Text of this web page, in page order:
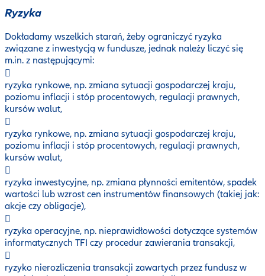
Ryzyka
Dokładamy wszelkich starań, żeby ograniczyć ryzyka
związane z inwestycją w fundusze, jednak należy liczyć się
m.in. z następującymi:
ryzyka rynkowe, np. zmiana sytuacji gospodarczej kraju,
poziomu inflacji i stóp procentowych, regulacji prawnych,
kursów walut,
ryzyka rynkowe, np. zmiana sytuacji gospodarczej kraju,
poziomu inflacji i stóp procentowych, regulacji prawnych,
kursów walut,
ryzyka inwestycyjne, np. zmiana płynności emitentów, spadek
wartości lub wzrost cen instrumentów finansowych (takiej jak:
akcje czy obligacje),
ryzyka operacyjne, np. nieprawidłowości dotyczące systemów
informatycznych TFI czy procedur zawierania transakcji,
ryzyko nierozliczenia transakcji zawartych przez fundusz w